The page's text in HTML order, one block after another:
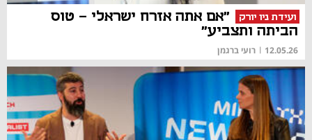
ועידת ניו יורק
"אם אתה אזרח ישראלי - טוס
הביתה ותצביע"
12.05.26
| רועי ברגמן